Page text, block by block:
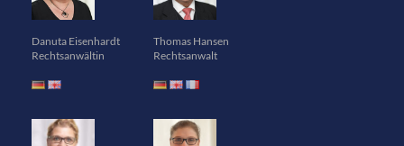
Danuta Eisenhardt
Rechtsanwältin
Thomas Hansen
Rechtsanwalt